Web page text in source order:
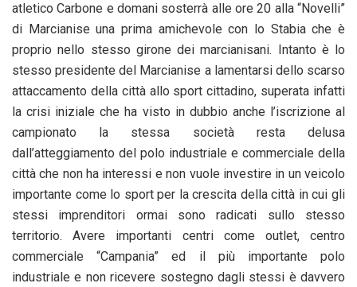
atletico Carbone e domani sosterrà alle ore 20 alla “Novelli”
di Marcianise una prima amichevole con lo Stabia che è
proprio nello stesso girone dei marcianisani. Intanto è lo
stesso presidente del Marcianise a lamentarsi dello scarso
attaccamento della città allo sport cittadino, superata infatti
la crisi iniziale che ha visto in dubbio anche l’iscrizione al
campionato la stessa società resta delusa
dall’atteggiamento del polo industriale e commerciale della
città che non ha interessi e non vuole investire in un veicolo
importante come lo sport per la crescita della città in cui gli
stessi imprenditori ormai sono radicati sullo stesso
territorio. Avere importanti centri come outlet, centro
commerciale “Campania” ed il più importante polo
industriale e non ricevere sostegno dagli stessi è davvero